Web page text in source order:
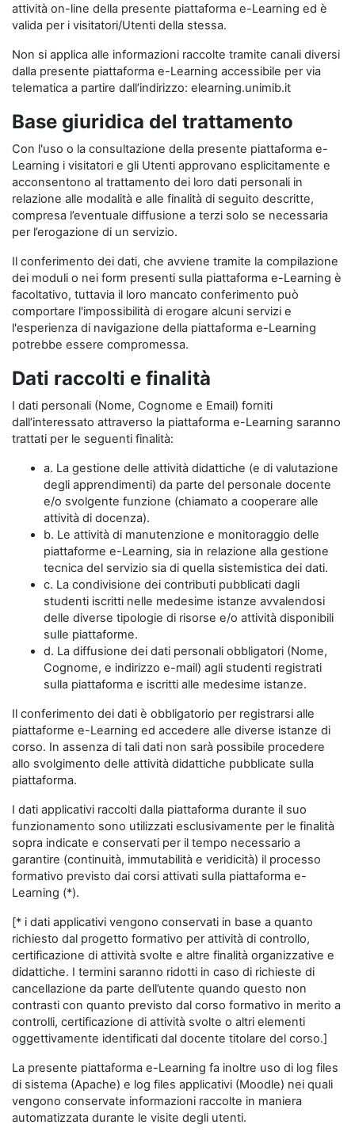
attività on-line della presente piattaforma e-Learning ed è
valida per i visitatori/Utenti della stessa.
Non si applica alle informazioni raccolte tramite canali diversi
dalla presente piattaforma e-Learning accessibile per via
telematica a partire dall’indirizzo: elearning.unimib.it
Base giuridica del trattamento
Con l'uso o la consultazione della presente piattaforma e-
Learning i visitatori e gli Utenti approvano esplicitamente e
acconsentono al trattamento dei loro dati personali in
relazione alle modalità e alle finalità di seguito descritte,
compresa l’eventuale diffusione a terzi solo se necessaria
per l’erogazione di un servizio.
Il conferimento dei dati, che avviene tramite la compilazione
dei moduli o nei form presenti sulla piattaforma e-Learning è
facoltativo, tuttavia il loro mancato conferimento può
comportare l'impossibilità di erogare alcuni servizi e
l'esperienza di navigazione della piattaforma e-Learning
potrebbe essere compromessa.
Dati raccolti e finalità
I dati personali (Nome, Cognome e Email) forniti
dall’interessato attraverso la piattaforma e-Learning saranno
trattati per le seguenti finalità:
a. La gestione delle attività didattiche (e di valutazione
degli apprendimenti) da parte del personale docente
e/o svolgente funzione (chiamato a cooperare alle
attività di docenza).
b. Le attività di manutenzione e monitoraggio delle
piattaforme e-Learning, sia in relazione alla gestione
tecnica del servizio sia di quella sistemistica dei dati.
c. La condivisione dei contributi pubblicati dagli
studenti iscritti nelle medesime istanze avvalendosi
delle diverse tipologie di risorse e/o attività disponibili
sulle piattaforme.
d. La diffusione dei dati personali obbligatori (Nome,
Cognome, e indirizzo e-mail) agli studenti registrati
sulla piattaforma e iscritti alle medesime istanze.
Il conferimento dei dati è obbligatorio per registrarsi alle
piattaforme e-Learning ed accedere alle diverse istanze di
corso. In assenza di tali dati non sarà possibile procedere
allo svolgimento delle attività didattiche pubblicate sulla
piattaforma.
I dati applicativi raccolti dalla piattaforma durante il suo
funzionamento sono utilizzati esclusivamente per le finalità
sopra indicate e conservati per il tempo necessario a
garantire (continuità, immutabilità e veridicità) il processo
formativo previsto dai corsi attivati sulla piattaforma e-
Learning (*).
[* i dati applicativi vengono conservati in base a quanto
richiesto dal progetto formativo per attività di controllo,
certificazione di attività svolte e altre finalità organizzative e
didattiche. I termini saranno ridotti in caso di richieste di
cancellazione da parte dell’utente quando questo non
contrasti con quanto previsto dal corso formativo in merito a
controlli, certificazione di attività svolte o altri elementi
oggettivamente identificati dal docente titolare del corso.]
La presente piattaforma e-Learning fa inoltre uso di log files
di sistema (Apache) e log files applicativi (Moodle) nei quali
vengono conservate informazioni raccolte in maniera
automatizzata durante le visite degli utenti.